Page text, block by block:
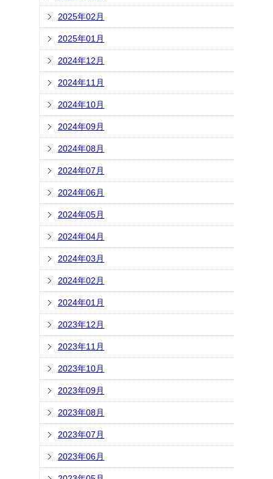
2025年02月
2025年01月
2024年12月
2024年11月
2024年10月
2024年09月
2024年08月
2024年07月
2024年06月
2024年05月
2024年04月
2024年03月
2024年02月
2024年01月
2023年12月
2023年11月
2023年10月
2023年09月
2023年08月
2023年07月
2023年06月